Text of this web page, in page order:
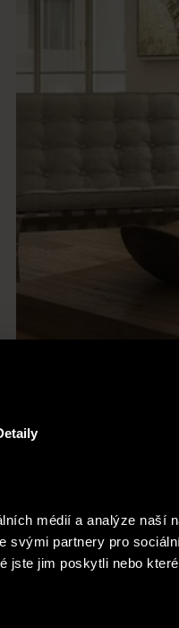
médií a analýze naší
partnery pro
jste jim poskytli nebo
Domov je
setkáváme se zde
pracují.
vysněném
realizace
úpravách